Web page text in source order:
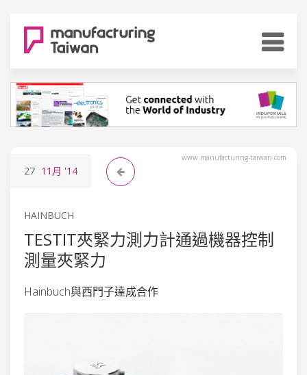
www.manufacturing-taiwan.com
27 11月 '14
HAINBUCH
TESTIT夾緊力測力計通過機器控制
測量夾緊力
Hainbuch與西門子達成合作